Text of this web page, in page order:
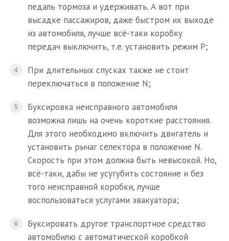
педаль тормоза и удерживать. А вот при
высадке пассажиров, даже быстром их выходе
из автомобиля, лучше всё-таки коробку
передач выключить, т.е. установить режим P;
При длительных спусках также не стоит
переключаться в положение N;
Буксировка неисправного автомобиля
возможна лишь на очень короткие расстояния.
Для этого необходимо включить двигатель и
установить рычаг селектора в положение N.
Скорость при этом должна быть невысокой. Но,
всё-таки, дабы не усугубить состояние и без
того неисправной коробки, лучше
воспользоваться услугами эвакуатора;
Буксировать другое транспортное средство
автомобилю с автоматической коробкой